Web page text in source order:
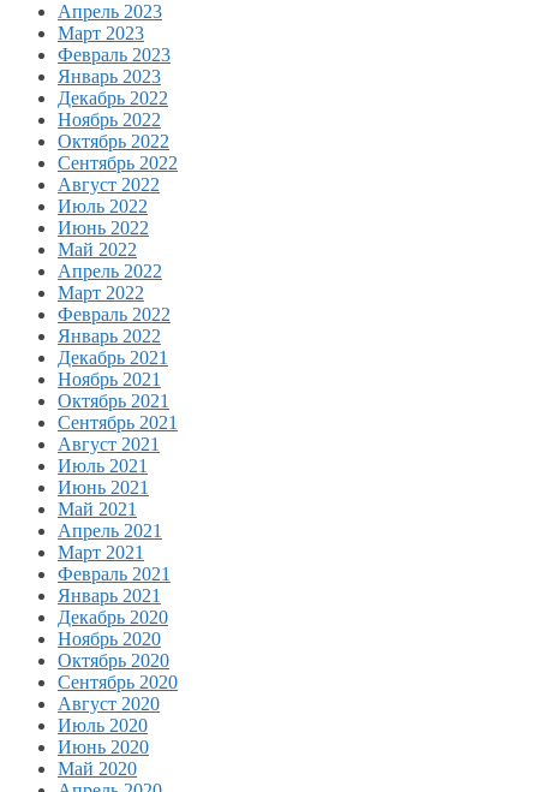
Апрель 2023
Март 2023
Февраль 2023
Январь 2023
Декабрь 2022
Ноябрь 2022
Октябрь 2022
Сентябрь 2022
Август 2022
Июль 2022
Июнь 2022
Май 2022
Апрель 2022
Март 2022
Февраль 2022
Январь 2022
Декабрь 2021
Ноябрь 2021
Октябрь 2021
Сентябрь 2021
Август 2021
Июль 2021
Июнь 2021
Май 2021
Апрель 2021
Март 2021
Февраль 2021
Январь 2021
Декабрь 2020
Ноябрь 2020
Октябрь 2020
Сентябрь 2020
Август 2020
Июль 2020
Июнь 2020
Май 2020